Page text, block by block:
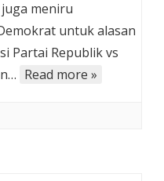
Status
Danggal
Kepulauan
Nias
meniru
untuk alasan
Partai Republik vs
Read more »